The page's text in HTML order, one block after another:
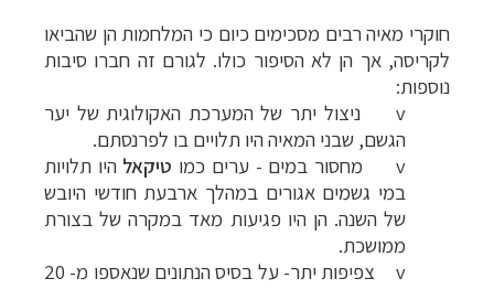
חוקרי מאיה רבים מסכימים כיום כי המלחמות הן שהביאו
לקריסה, אך הן לא הסיפור כולו. לגורם זה חברו סיבות
נוספות:
v
ניצול יתר של המערכת האקולוגית של יער
הגשם, שבני המאיה היו תלויים בו לפרנסתם.
v
מחסור במים - ערים כמו טיקאל היו תלויות
במי גשמים אגורים במהלך ארבעת חודשי היובש
של השנה. הן היו פגיעות מאד במקרה של בצורת
ממושכת.
v
צפיפות יתר- על בסיס הנתונים שנאספו מ- 20